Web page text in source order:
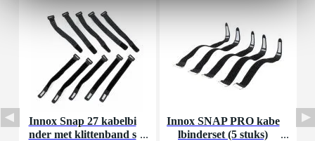
Innox Snap 27 kabelbi
nder met klittenband s
Innox SNAP PRO kabe
lbinderset (5 stuks)